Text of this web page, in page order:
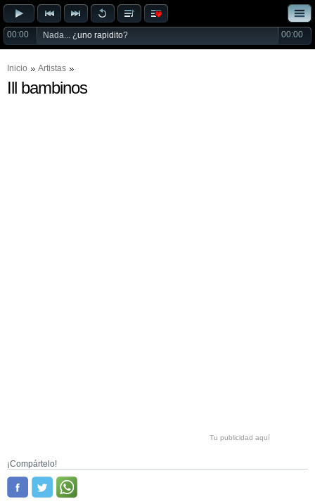
00:00 Nada... ¿uno rapidito? 00:00
Inicio Artistas
Ill bambinos
Tu publicidad aquí
¡Compártelo!